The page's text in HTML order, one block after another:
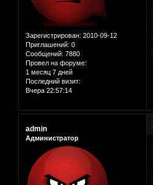
Зарегистрирован: 2010-09-12
Приглашений: 0
Сообщений: 7880
Провел на форуме:
1 месяц 7 дней
Последний визит:
Вчера 22:57:14
admin
Администратор